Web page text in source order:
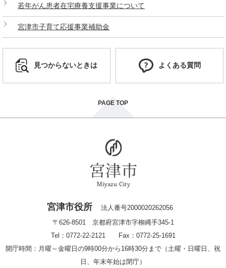
若年がん患者在宅療養支援事業について
宮津市子育て応援事業補助金
見つからないときは よくある質問
PAGE TOP
宮津市役所
法人番号2000020262056
〒626-8501 京都府宮津市字柳縄手345-1
Tel：0772-22-2121 Fax：0772-25-1691
開庁時間：月曜～金曜日の9時00分から16時30分まで（土曜・日曜日、祝
日、年末年始は閉庁）